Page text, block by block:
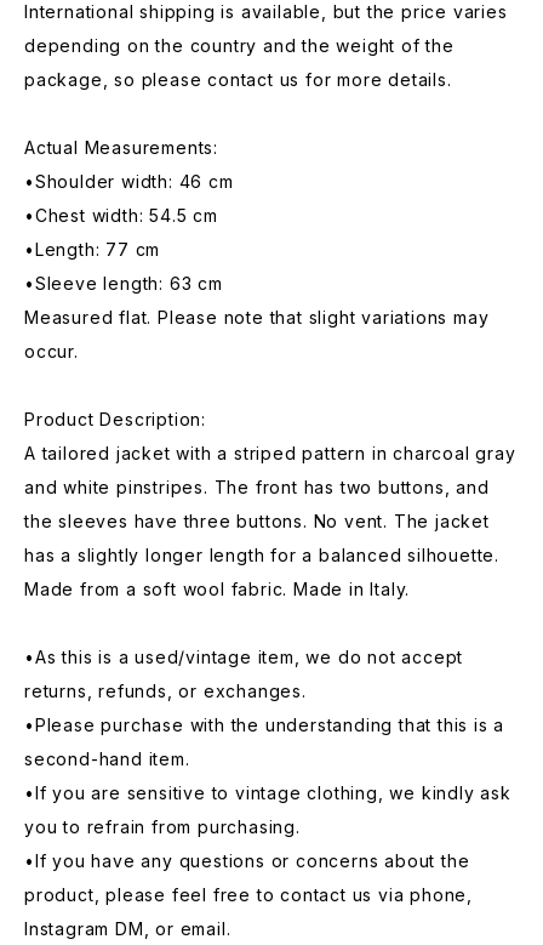
International shipping is available, but the price varies
depending on the country and the weight of the
package, so please contact us for more details.
Actual Measurements:
•Shoulder width: 46 cm
•Chest width: 54.5 cm
•Length: 77 cm
•Sleeve length: 63 cm
Measured flat. Please note that slight variations may
occur.
Product Description:
A tailored jacket with a striped pattern in charcoal gray
and white pinstripes. The front has two buttons, and
the sleeves have three buttons. No vent. The jacket
has a slightly longer length for a balanced silhouette.
Made from a soft wool fabric. Made in Italy.
•As this is a used/vintage item, we do not accept
returns, refunds, or exchanges.
•Please purchase with the understanding that this is a
second-hand item.
•If you are sensitive to vintage clothing, we kindly ask
you to refrain from purchasing.
•If you have any questions or concerns about the
product, please feel free to contact us via phone,
Instagram DM, or email.